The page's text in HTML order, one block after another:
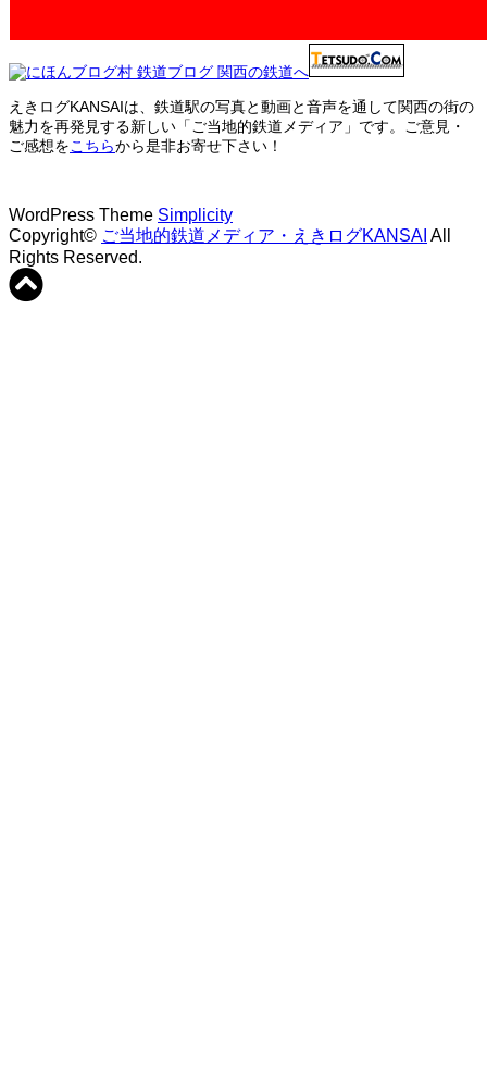
えきログKANSAIは、鉄道駅の写真と動画と音声を通して関西の街の
魅力を再発見する新しい「ご当地的鉄道メディア」です。ご意見・
ご感想をこちらから是非お寄せ下さい！
WordPress Theme Simplicity
Copyright© ご当地的鉄道メディア・えきログKANSAI All
Rights Reserved.